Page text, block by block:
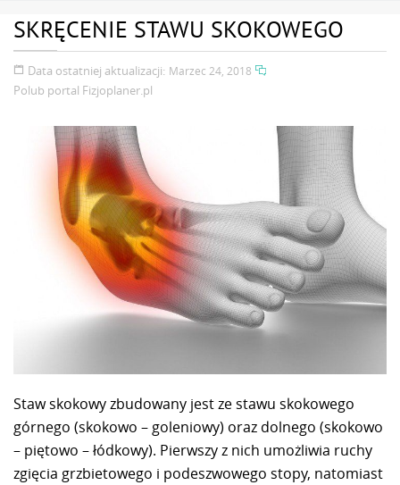
SKRĘCENIE STAWU SKOKOWEGO
Data ostatniej aktualizacji: Marzec 24, 2018
Polub portal Fizjoplaner.pl
Staw skokowy zbudowany jest ze stawu skokowego
górnego (skokowo – goleniowy) oraz dolnego (skokowo
– piętowo – łódkowy). Pierwszy z nich umożliwia ruchy
zgięcia grzbietowego i podeszwowego stopy, natomiast